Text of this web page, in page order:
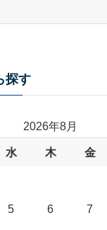
探す
2026年8月
水 木 金
5 6 7